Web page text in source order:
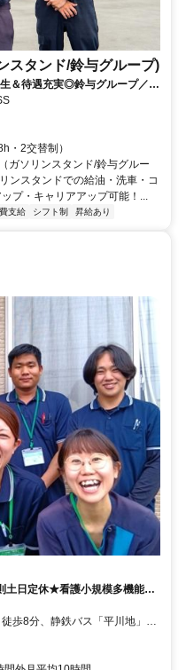
スタンド/鈴与グループ)
＆待遇充実◎鈴与グループ／転
・2交替制）
ガソリンスタンド/鈴与グルー
ンスタンドでの給油・洗車・コ
プ・キャリアアップ可能！...
支給 シフト制 昇給あり
土日定休★看護小規模多機能型
円～34万1000円◆【静岡市清水
支援専門員、日勤常勤】※積極
歩8分、静鉄バス「平川地」バ